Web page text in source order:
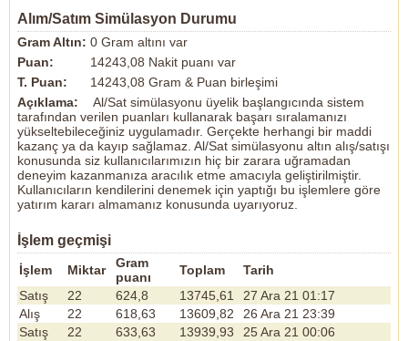
Alım/Satım Simülasyon Durumu
Gram Altın: 0 Gram altını var
Puan:
14243,08 Nakit puanı var
T. Puan:
14243,08 Gram & Puan birleşimi
Açıklama:
Al/Sat simülasyonu üyelik başlangıcında sistem
tarafından verilen puanları kullanarak başarı sıralamanızı
yükseltebileceğiniz uygulamadır. Gerçekte herhangi bir maddi
kazanç ya da kayıp sağlamaz. Al/Sat simülasyonu altın alış/satışı
konusunda siz kullanıcılarımızın hiç bir zarara uğramadan
deneyim kazanmanıza aracılık etme amacıyla geliştirilmiştir.
Kullanıcıların kendilerini denemek için yaptığı bu işlemlere göre
yatırım kararı almamanız konusunda uyarıyoruz.
İşlem geçmişi
İşlem Miktar
Gram
puanı
Toplam
Tarih
Satış
22 624,8 13745,61
27 Ara 21 01:17
Alış
22 618,63 13609,82
26 Ara 21 23:39
Satış
22 633,63 13939,93
25 Ara 21 00:06